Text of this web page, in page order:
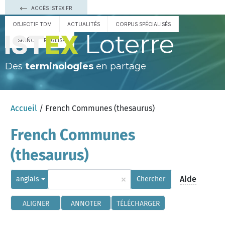
ACCÈS ISTEX.FR
OBJECTIF TDM ACTUALITÉS CORPUS SPÉCIALISÉS
ESPAÑOL ENGLISH Loterre
Des terminologies en partage
Accueil / French Communes (thesaurus)
French Communes
(thesaurus)
anglais × Chercher Aide
ALIGNER ANNOTER TÉLÉCHARGER